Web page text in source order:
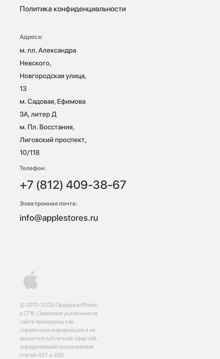
© 2013-2025 Продажа iPhone
в СПб. Сведения указанные на
сайте приведены как
справочная информация и не
являются публичной офертой,
определяемой положениями
статей 437 и 435
Политика конфиденциальности
Адреса:
м. пл. Александра
Невского,
Новгородская улица,
13
м. Садовая, Ефимова
3А, литер Д
м. Пл. Восстания,
Лиговский проспект,
10/118
Телефон:
+7 (812) 409-38-67
Электронная почта:
info@applestores.ru